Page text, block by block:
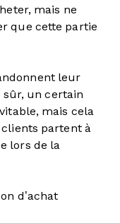
mais ne
que cette partie
leur
sûr, un certain
mais cela
partent à
lors de la
d’achat